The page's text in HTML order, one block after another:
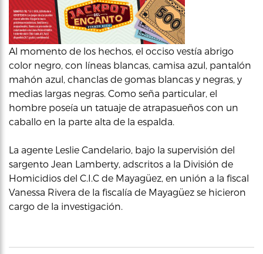
Al momento de los hechos, el occiso vestía abrigo
color negro, con líneas blancas, camisa azul, pantalón
mahón azul, chanclas de gomas blancas y negras, y
medias largas negras. Como seña particular, el
hombre poseía un tatuaje de atrapasueños con un
caballo en la parte alta de la espalda.
La agente Leslie Candelario, bajo la supervisión del
sargento Jean Lamberty, adscritos a la División de
Homicidios del C.I.C de Mayagüez, en unión a la fiscal
Vanessa Rivera de la fiscalía de Mayagüez se hicieron
cargo de la investigación.